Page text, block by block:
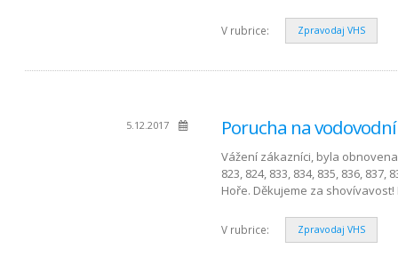
V rubrice: Zpravodaj VHS
5.12.2017 Porucha na
Vážení zákazníci, byla obnovena
823, 824, 833, 834, 835, 836, 837,
Hoře. Děkujeme za
V rubrice: Zpravodaj VHS